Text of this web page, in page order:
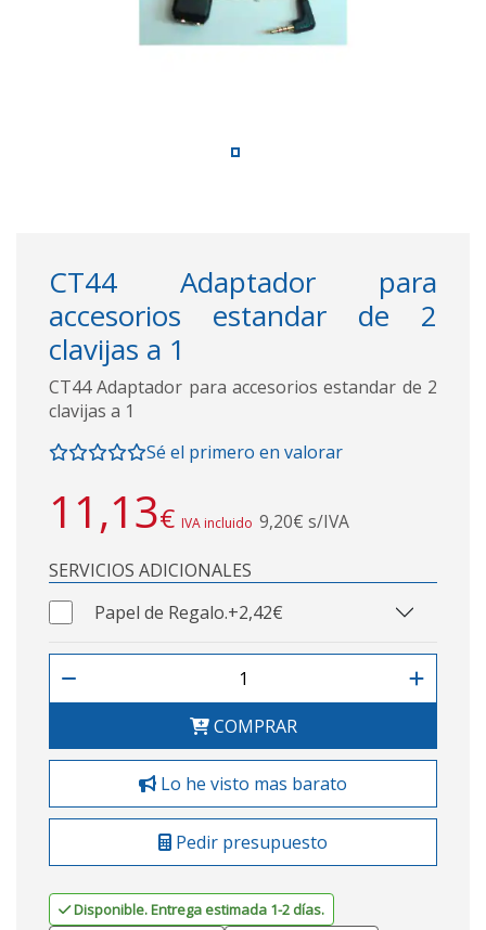
CT44 Adaptador para
accesorios estandar de 2
clavijas a 1
CT44 Adaptador para accesorios estandar de 2
clavijas a 1
Sé el primero en valorar
11,13€ IVA incluido 9,20€ s/IVA
SERVICIOS ADICIONALES
Papel de Regalo.+2,42€
COMPRAR
Lo he visto mas barato
Pedir presupuesto
Disponible. Entrega estimada 1-2 días.